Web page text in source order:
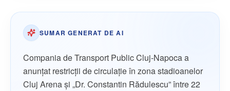
SUMAR GENERAT DE AI
Compania de Transport Public Cluj-Napoca a
anunțat restricții de circulație în zona stadioanelor
Cluj Arena și „Dr. Constantin Rădulescu” între 22